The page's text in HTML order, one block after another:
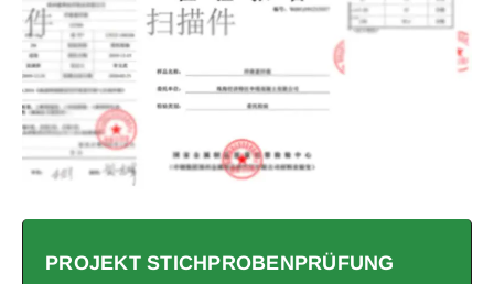
PROJEKT STICHPROBENPRÜFUNG